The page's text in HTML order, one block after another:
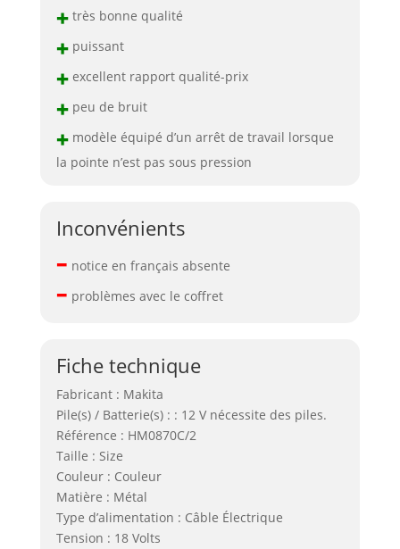
+très bonne qualité
+puissant
+excellent rapport qualité-prix
+peu de bruit
+modèle équipé d’un arrêt de travail lorsque
la pointe n’est pas sous pression
Inconvénients
– notice en français absente
– problèmes avec le coffret
Fiche technique
Fabricant : Makita
Pile(s) / Batterie(s) : : 12 V nécessite des piles.
Référence : HM0870C/2
Taille : Size
Couleur : Couleur
Matière : Métal
Type d’alimentation : Câble Électrique
Tension : 18 Volts